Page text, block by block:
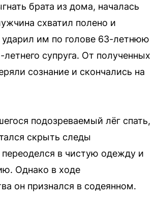
брата из дома, началась
схватил полено и
ударил им по голове 63-летнюю
летнего супруга. От полученных
сознание и скончались на
подозреваемый лёг спать,
скрыть следы
переоделся в чистую одежду и
Однако в ходе
он признался в содеянном.